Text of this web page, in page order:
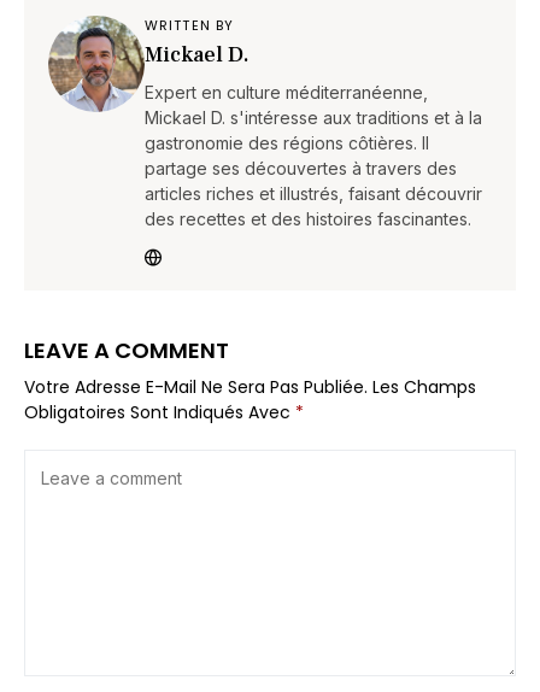
WRITTEN BY
Mickael D.
Expert en culture méditerranéenne,
Mickael D. s'intéresse aux traditions et à la
gastronomie des régions côtières. Il
partage ses découvertes à travers des
articles riches et illustrés, faisant découvrir
des recettes et des histoires fascinantes.
LEAVE A COMMENT
Votre Adresse E-Mail Ne Sera Pas Publiée. Les Champs
Obligatoires Sont Indiqués Avec *